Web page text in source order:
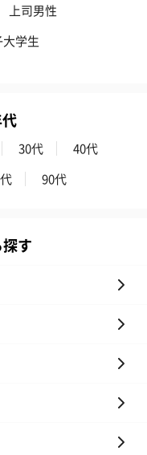
上司男性
大学生
30代
40代
90代
す